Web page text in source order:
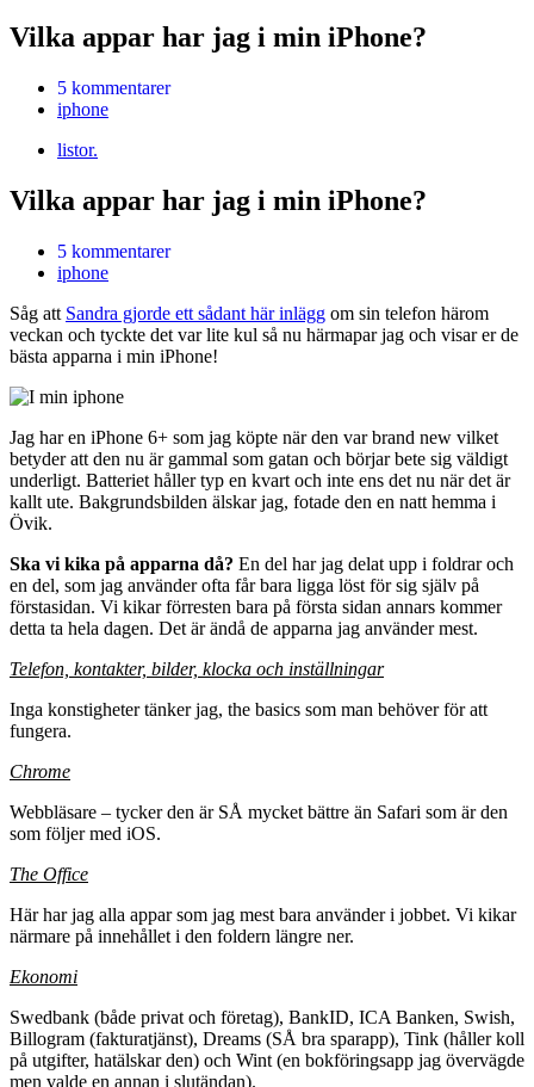
Vilka appar har jag i min iPhone?
5 kommentarer
iphone
listor.
Vilka appar har jag i min iPhone?
5 kommentarer
iphone
Såg att Sandra gjorde ett sådant här inlägg om sin telefon härom
veckan och tyckte det var lite kul så nu härmapar jag och visar er de
bästa apparna i min iPhone!
Jag har en iPhone 6+ som jag köpte när den var brand new vilket
betyder att den nu är gammal som gatan och börjar bete sig väldigt
underligt. Batteriet håller typ en kvart och inte ens det nu när det är
kallt ute. Bakgrundsbilden älskar jag, fotade den en natt hemma i
Övik.
Ska vi kika på apparna då? En del har jag delat upp i foldrar och
en del, som jag använder ofta får bara ligga löst för sig själv på
förstasidan. Vi kikar förresten bara på första sidan annars kommer
detta ta hela dagen. Det är ändå de apparna jag använder mest.
Telefon, kontakter, bilder, klocka och inställningar
Inga konstigheter tänker jag, the basics som man behöver för att
fungera.
Chrome
Webbläsare – tycker den är SÅ mycket bättre än Safari som är den
som följer med iOS.
The Office
Här har jag alla appar som jag mest bara använder i jobbet. Vi kikar
närmare på innehållet i den foldern längre ner.
Ekonomi
Swedbank (både privat och företag), BankID, ICA Banken, Swish,
Billogram (fakturatjänst), Dreams (SÅ bra sparapp), Tink (håller koll
på utgifter, hatälskar den) och Wint (en bokföringsapp jag övervägde
men valde en annan i slutändan).